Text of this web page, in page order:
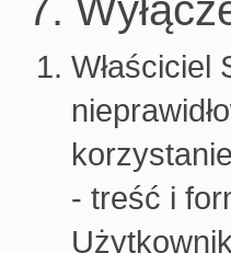
Właściciel
- treść i